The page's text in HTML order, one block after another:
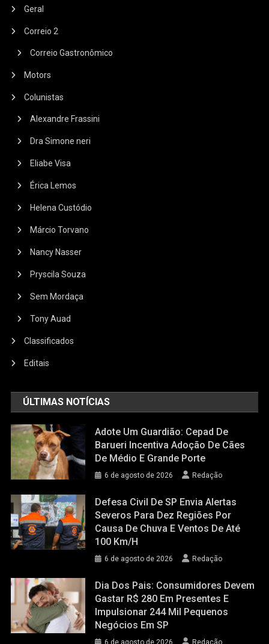
Geral
Correio 2
Correio Gastronômico
Motors
Colunistas
Alexandre Frassini
Dra Simone neri
Eliabe Visa
Érica Lemos
Helena Custódio
Márcio Torvano
Nancy Nasser
Pryscila Souza
Sem Mordaça
Tony Auad
Classificados
Editais
ÚLTIMAS NOTÍCIAS
Adote Um Guardião: Cepad De
Barueri Incentiva Adoção De Cães
De Médio E Grande Porte
6 de agosto de 2026 Redação
Defesa Civil De SP Envia Alertas
Severos Para Dez Regiões Por
Causa De Chuva E Ventos De Até
100 Km/h
6 de agosto de 2026 Redação
Dia Dos Pais: Consumidores Devem
Gastar R$ 280 Em Presentes E
Impulsionar 244 Mil Pequenos
Negócios Em SP
6 de agosto de 2026 Redação